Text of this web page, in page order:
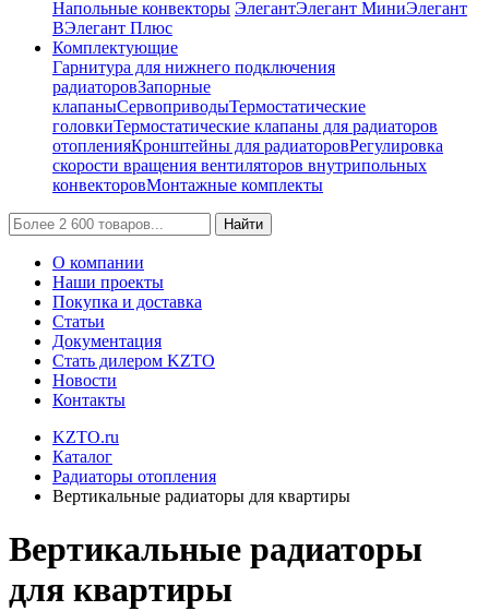
Напольные конвекторы ЭлегантЭлегант МиниЭлегант
ВЭлегант Плюс
Комплектующие
Гарнитура для нижнего подключения
радиаторовЗапорные
клапаныСервоприводыТермостатические
головкиТермостатические клапаны для радиаторов
отопленияКронштейны для радиаторовРегулировка
скорости вращения вентиляторов внутрипольных
конвекторовМонтажные комплекты
Найти
О компании
Наши проекты
Покупка и доставка
Статьи
Документация
Стать дилером KZTO
Новости
Контакты
KZTO.ru
Каталог
Радиаторы отопления
Вертикальные радиаторы для квартиры
Вертикальные радиаторы
для квартиры